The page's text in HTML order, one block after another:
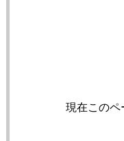
現在このペ